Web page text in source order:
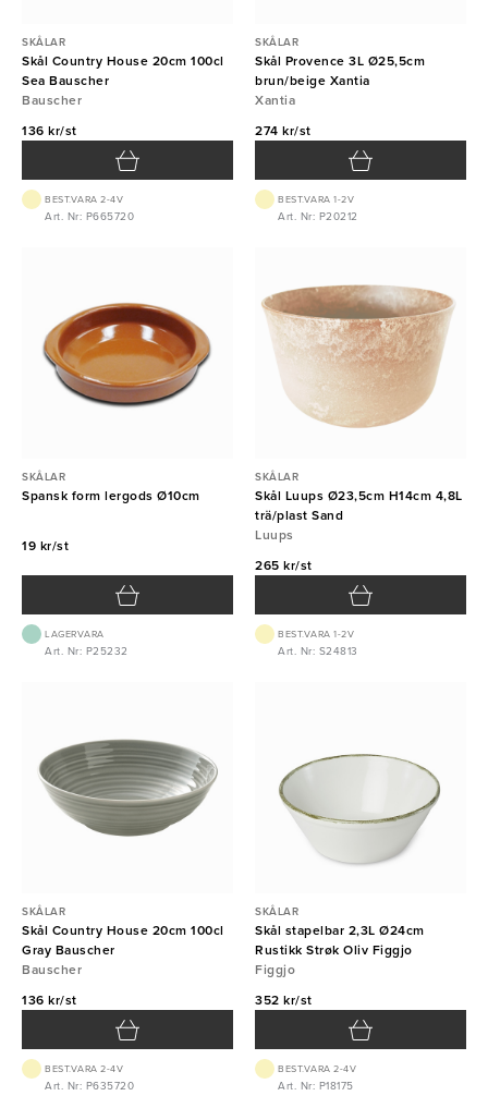
SKÅLAR
Skål Country House 20cm 100cl
Sea Bauscher
Bauscher
136 kr/st
BEST.VARA 2-4V
Art. Nr: P665720
SKÅLAR
Skål Provence 3L Ø25,5cm
brun/beige Xantia
Xantia
274 kr/st
BEST.VARA 1-2V
Art. Nr: P20212
SKÅLAR
Spansk form lergods Ø10cm
19 kr/st
LAGERVARA
Art. Nr: P25232
SKÅLAR
Skål Luups Ø23,5cm H14cm 4,8L
trä/plast Sand
Luups
265 kr/st
BEST.VARA 1-2V
Art. Nr: S24813
SKÅLAR
Skål Country House 20cm 100cl
Gray Bauscher
Bauscher
136 kr/st
BEST.VARA 2-4V
Art. Nr: P635720
SKÅLAR
Skål stapelbar 2,3L Ø24cm
Rustikk Strøk Oliv Figgjo
Figgjo
352 kr/st
BEST.VARA 2-4V
Art. Nr: P18175